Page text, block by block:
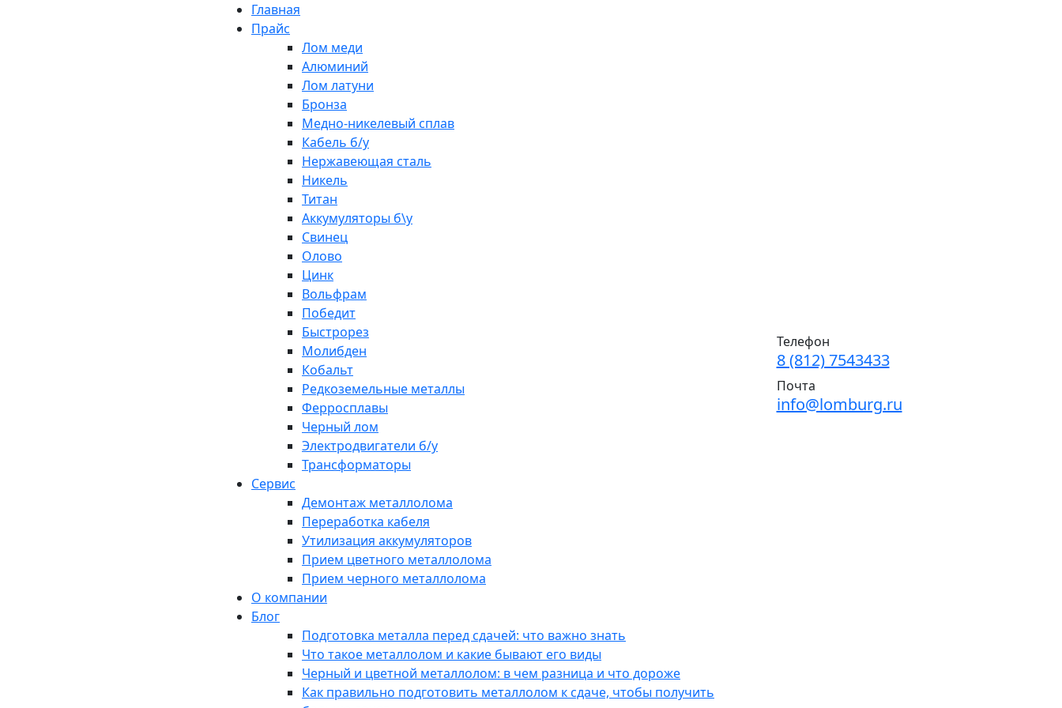
Главная
Прайс
Лом меди
Алюминий
Лом латуни
Бронза
Медно-никелевый сплав
Кабель б/у
Нержавеющая сталь
Никель
Титан
Аккумуляторы б\у
Свинец
Олово
Цинк
Вольфрам
Победит
Быстрорез
Молибден
Кобальт
Редкоземельные металлы
Ферросплавы
Черный лом
Электродвигатели б/у
Трансформаторы
Сервис
Демонтаж металлолома
Переработка кабеля
Утилизация аккумуляторов
Прием цветного металлолома
Прием черного металлолома
О компании
Блог
Подготовка металла перед сдачей: что важно знать
Что такое металлолом и какие бывают его виды
Черный и цветной металлолом: в чем разница и что дороже
Как правильно подготовить металлолом к сдаче, чтобы получить
Телефон
8 (812) 7543433
Почта
info@lomburg.ru